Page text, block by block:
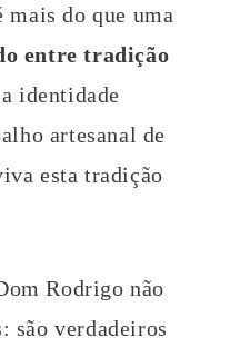
do que uma
entre tradição
identidade
artesanal de
esta tradição
Rodrigo não
são verdadeiros